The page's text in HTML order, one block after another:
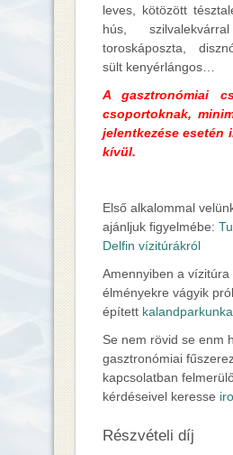
leves, kötözött
hús,
toroskáposzta,
sült kenyérlángos…
A gasztronómiai
csoportoknak,
jelentkezése esetén
kívül.
Első alkalommal
ajánljuk figyelmébe:
Delfin vízitúrákról
Amennyiben a
élményekre vágyik
épített
Se nem rövid se enm
gasztronómiai
kapcsolatban
kérdéseivel keresse
Részvételi díj